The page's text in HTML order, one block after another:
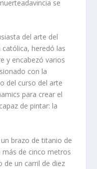
se
del arte del
heredó las
y encabezó varios
con la
del curso del arte
para crear el
de pintar: la
brazo de titanio de
más de cinco metros
de un carril de diez